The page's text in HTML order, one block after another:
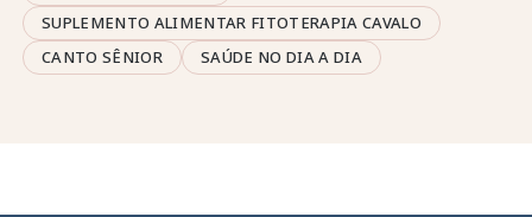
SUPLEMENTO ALIMENTAR FITOTERAPIA CAVALO
CANTO SÊNIOR
SAÚDE NO DIA A DIA